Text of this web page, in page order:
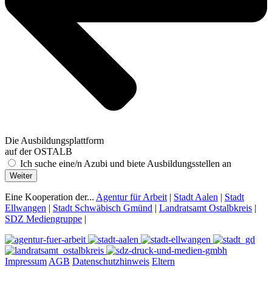
Die Ausbildungsplattform
auf der OSTALB
Ich suche eine/n Azubi und biete Ausbildungsstellen an
Weiter
Eine Kooperation der... Agentur für Arbeit | Stadt Aalen | Stadt
Ellwangen | Stadt Schwäbisch Gmünd | Landratsamt Ostalbkreis |
SDZ Mediengruppe |
Impressum AGB Datenschutzhinweis Eltern